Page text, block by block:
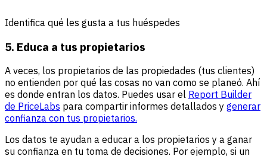
Identifica qué les gusta a tus huéspedes
5. Educa a tus propietarios
A veces, los propietarios de las propiedades (tus clientes)
no entienden por qué las cosas no van como se planeó. Ahí
es donde entran los datos. Puedes usar el Report Builder
de PriceLabs para compartir informes detallados y generar
confianza con tus propietarios.
Los datos te ayudan a educar a los propietarios y a ganar
su confianza en tu toma de decisiones. Por ejemplo, si un